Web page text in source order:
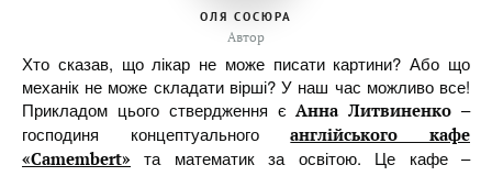
ОЛЯ СОСЮРА
Автор
Хто сказав, що лікар не може писати картини? Або що
механік не може складати вірші? У наш час можливо все!
Прикладом цього ствердження єАнна Литвиненко –
господиня концептуальногоанглійського кафе
«Camembert» та математик за освітою. Це кафе –